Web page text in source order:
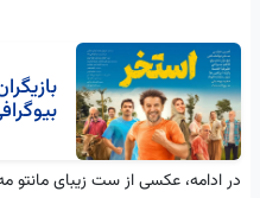
در ادامه، عکسی از ست زیبای مانتو مه‌